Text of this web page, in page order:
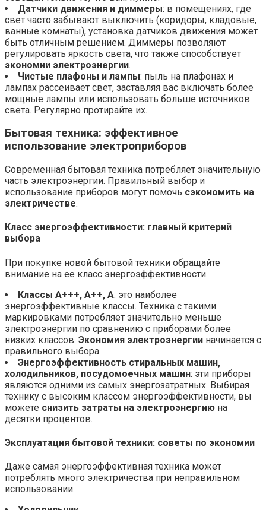
Датчики движения и диммеры: в помещениях, где
свет часто забывают выключить (коридоры, кладовые,
ванные комнаты), установка датчиков движения может
быть отличным решением. Диммеры позволяют
регулировать яркость света, что также способствует
экономии электроэнергии.
Чистые плафоны и лампы: пыль на плафонах и
лампах рассеивает свет, заставляя вас включать более
мощные лампы или использовать больше источников
света. Регулярно протирайте их.
Бытовая техника: эффективное
использование электроприборов
Современная бытовая техника потребляет значительную
часть электроэнергии. Правильный выбор и
использование приборов могут помочь сэкономить на
электричестве.
Класс энергоэффективности: главный критерий
выбора
При покупке новой бытовой техники обращайте
внимание на ее класс энергоэффективности.
Классы A+++, A++, A: это наиболее
энергоэффективные классы. Техника с такими
маркировками потребляет значительно меньше
электроэнергии по сравнению с приборами более
низких классов. Экономия электроэнергии начинается с
правильного выбора.
Энергоэффективность стиральных машин,
холодильников, посудомоечных машин: эти приборы
являются одними из самых энергозатратных. Выбирая
технику с высоким классом энергоэффективности, вы
можете снизить затраты на электроэнергию на
десятки процентов.
Эксплуатация бытовой техники: советы по экономии
Даже самая энергоэффективная техника может
потреблять много электричества при неправильном
использовании.